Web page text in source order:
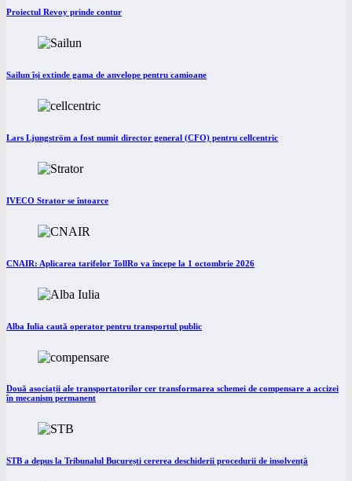
Proiectul Revoy prinde contur
Sailun își extinde gama de anvelope pentru camioane
Lars Ljungström a fost numit director general (CFO) pentru cellcentric
IVECO Strator se întoarce
CNAIR: Aplicarea tarifelor TollRo va începe la 1 octombrie 2026
Alba Iulia caută operator pentru transportul public
Două asociații ale transportatorilor cer transformarea schemei de compensare a accizei
în mecanism permanent
STB a depus la Tribunalul București cererea deschiderii procedurii de insolvență